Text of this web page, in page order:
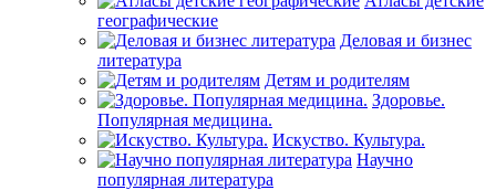
географические
Деловая и бизнес
литература
Детям и родителям
Здоровье.
Популярная медицина.
Искуство. Культура.
Научно
популярная литература